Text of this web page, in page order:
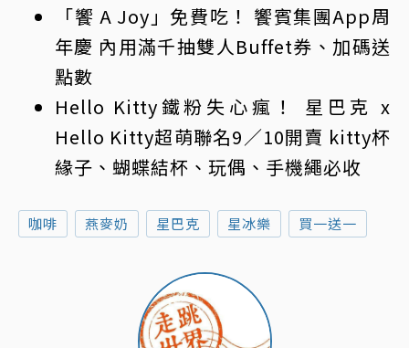
「饗 A Joy」免費吃！ 饗賓集團App周
年慶 內用滿千抽雙人Buffet券、加碼送
點數
Hello Kitty鐵粉失心瘋！ 星巴克 x
Hello Kitty超萌聯名9／10開賣 kitty杯
緣子、蝴蝶結杯、玩偶、手機繩必收
咖啡 燕麥奶 星巴克 星冰樂 買一送一